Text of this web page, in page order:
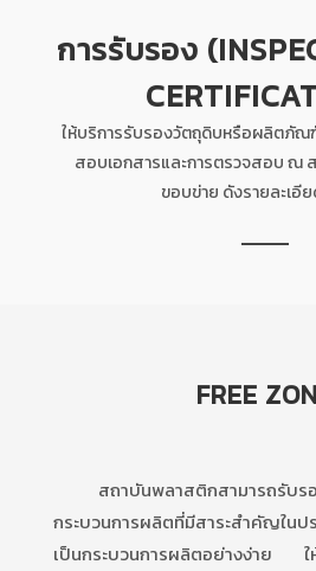
การรับรอง
ให้บริการรับรองวัตถุดิบหรือผลิตภัณ
สอบเอกสารและการตรวจสอบ ณ
ขอบข่าย ดังรายละเอี
FREE
สถาบันพลาสติกสามารถรับร
กระบวนการผลิตที่มีสาระสำคัญในป
เป็นกระบวนการผลิตอย่างง่าย ใ